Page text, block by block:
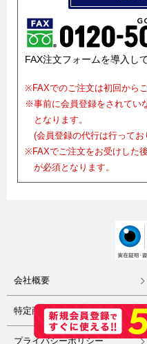
FAX注文フォームを導入し
※FAXでのご注文は初回から
※事前に会員登録をされてい
となります。
(会員登録の代行は行ってお
※FAXでご注文をお受けした
が必須となります。
会社概要
特定商取引
プライバシーポリシー